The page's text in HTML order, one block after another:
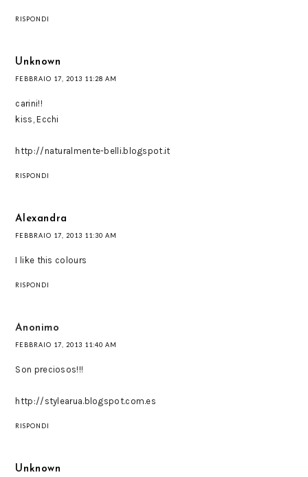
RISPONDI
Unknown
FEBBRAIO 17, 2013 11:28 AM
carini!!
kiss, Ecchi
http://naturalmente-belli.blogspot.it
RISPONDI
Alexandra
FEBBRAIO 17, 2013 11:30 AM
I like this colours
RISPONDI
Anonimo
FEBBRAIO 17, 2013 11:40 AM
Son preciosos!!!
http://stylearua.blogspot.com.es
RISPONDI
Unknown